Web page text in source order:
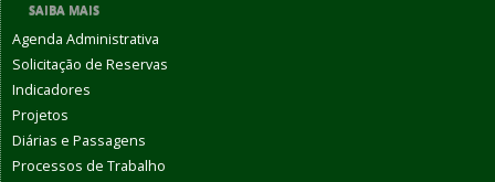
SAIBA MAIS
Agenda Administrativa
Solicitação de Reservas
Indicadores
Projetos
Diárias e Passagens
Processos de Trabalho